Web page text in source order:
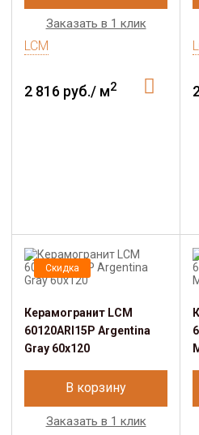
Заказать в 1 клик
LCM
2 816 руб./ м2
Скидка
Керамогранит LCM
60120ARI15P Argentina
Gray 60x120
В корзину
Заказать в 1 клик